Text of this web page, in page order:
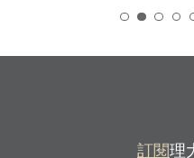
訂閱理